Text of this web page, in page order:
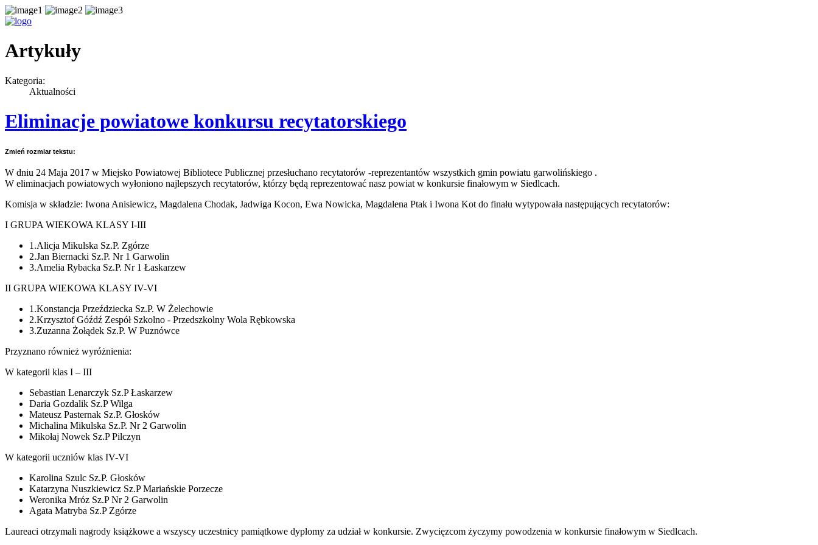
Artykuły
Kategoria:
Aktualności
Eliminacje powiatowe konkursu recytatorskiego
Zmień rozmiar tekstu:
W dniu 24 Maja 2017 w Miejsko Powiatowej Bibliotece Publicznej przesłuchano recytatorów -reprezentantów wszystkich gmin powiatu garwolińskiego .
W eliminacjach powiatowych wyłoniono najlepszych recytatorów, którzy będą reprezentować nasz powiat w konkursie finałowym w Siedlcach.
Komisja w składzie: Iwona Anisiewicz, Magdalena Chodak, Jadwiga Kocon, Ewa Nowicka, Magdalena Ptak i Iwona Kot do finału wytypowała następujących recytatorów:
I GRUPA WIEKOWA KLASY I-III
1.Alicja Mikulska Sz.P. Zgórze
2.Jan Biernacki Sz.P. Nr 1 Garwolin
3.Amelia Rybacka Sz.P. Nr 1 Łaskarzew
II GRUPA WIEKOWA KLASY IV-VI
1.Konstancja Przeździecka Sz.P. W Żelechowie
2.Krzysztof Góźdź Zespół Szkolno - Przedszkolny Wola Rębkowska
3.Zuzanna Żołądek Sz.P. W Puznówce
Przyznano również wyróżnienia:
W kategorii klas I – III
Sebastian Lenarczyk Sz.P Łaskarzew
Daria Gozdalik Sz.P Wilga
Mateusz Pasternak Sz.P. Głosków
Michalina Mikulska Sz.P. Nr 2 Garwolin
Mikołaj Nowek Sz.P Pilczyn
W kategorii uczniów klas IV-VI
Karolina Szulc Sz.P. Głosków
Katarzyna Nuszkiewicz Sz.P Mariańskie Porzecze
Weronika Mróz Sz.P Nr 2 Garwolin
Agata Matryba Sz.P Zgórze
Laureaci otrzymali nagrody książkowe a wszyscy uczestnicy pamiątkowe dyplomy za udział w konkursie. Zwycięzcom życzymy powodzenia w konkursie finałowym w Siedlcach.